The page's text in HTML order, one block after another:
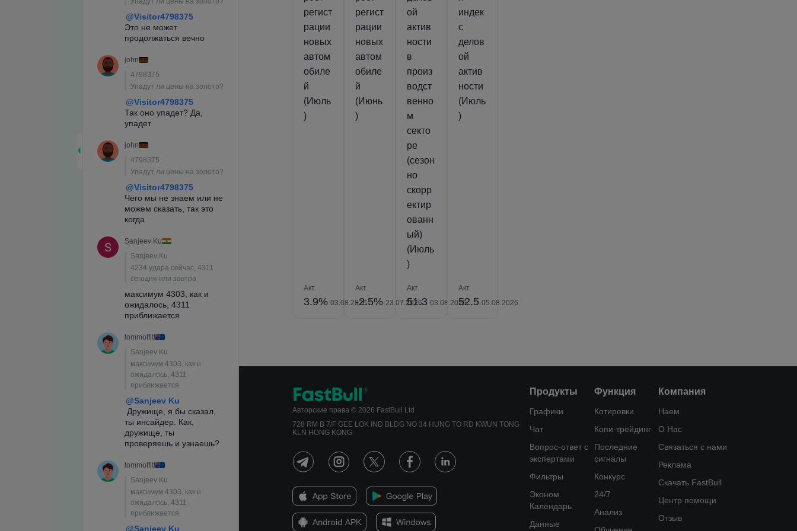
регист
рации
новых
автом
обиле
й
(Июль
)
Акт.
3.9% 03.08.2026
регист
рации
новых
автом
обиле
й
(Июнь
)
Акт.
-2.5% 23.07.2026
ой
актив
ности
в
произ
водст
венно
м
секто
ре
(сезон
но
скорр
ектир
ованн
ый)
(Июль
)
Акт.
51.3 03.08.2026
индек
с
делов
ой
актив
ности
(Июль
)
Акт.
52.5 05.08.2026
Авторские права © 2026 FastBull Ltd
728 RM B 7/F GEE LOK IND BLDG NO 34 HUNG TO RD KWUN TONG
KLN HONG KONG
Продукты
Графики
Чат
Вопрос-ответ с
экспертами
Фильтры
Эконом.
Календарь
Данные
Функция
Котировки
Копи-трейдинг
Последние
сигналы
Конкурс
24/7
Анализ
Компания
Наем
О Нас
Связаться с нами
Реклама
Скачать FastBull
Центр помощи
Отзыв